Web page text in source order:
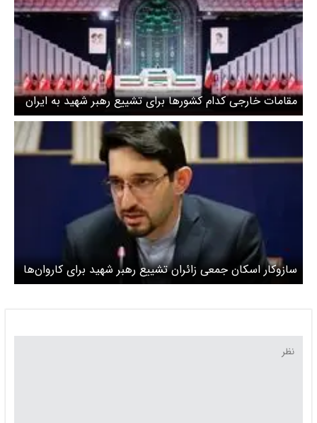
مقامات خارجی کدام کشورها برای تشییع رهبر شهید به ایران
آمدند؟
سازوکار اسکان جمعی زائران تشییع رهبر شهید برای کاروان‌ها
/ زائران مراسم وداع چگونه از محل‌های اسکان در تهران مطلع